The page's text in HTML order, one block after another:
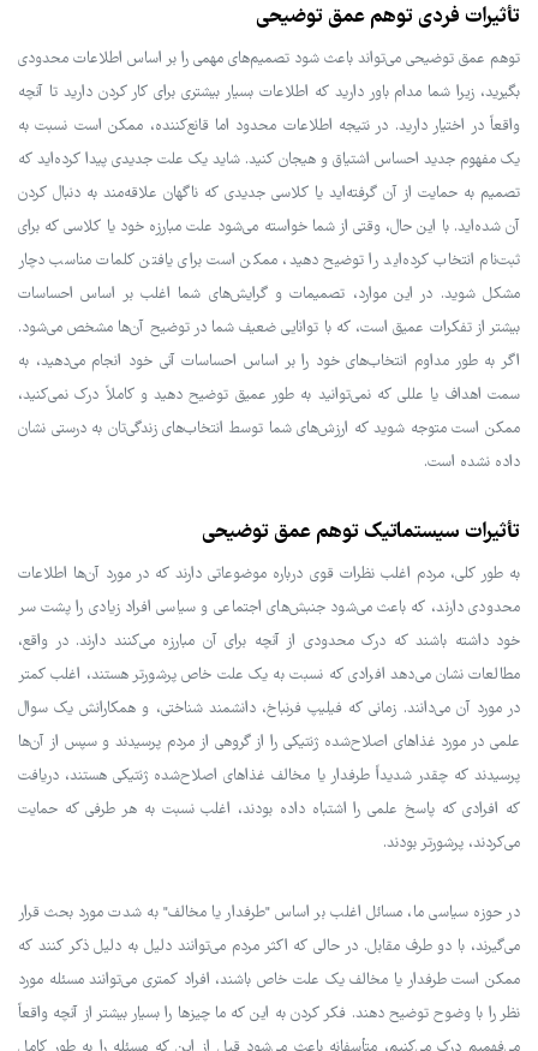
تأثیرات فردی توهم عمق توضیحی
توهم عمق توضیحی می‌تواند باعث شود تصمیم‌های مهمی را بر اساس اطلاعات محدودی
بگیرید، زیرا شما مدام باور دارید که اطلاعات بسیار بیشتری برای کار کردن دارید تا آنچه
واقعاً در اختیار دارید. در نتیجه اطلاعات محدود اما قانع‌کننده، ممکن است نسبت به
یک مفهوم جدید احساس اشتیاق و هیجان کنید. شاید یک علت جدیدی پیدا کرده‌اید که
تصمیم به حمایت از آن گرفته‌اید یا کلاسی جدیدی که ناگهان علاقه‌مند به دنبال کردن
آن شده‌اید. با این حال، وقتی از شما خواسته می‌شود علت مبارزه خود یا کلاسی که برای
ثبت‌نام انتخاب کرده‌اید را توضیح دهید، ممکن است برای یافتن کلمات مناسب دچار
مشکل شوید. در این موارد، تصمیمات و گرایش‌های شما اغلب بر اساس احساسات
بیشتر از تفکرات عمیق است، که با توانایی ضعیف شما در توضیح آن‌ها مشخص می‌شود.
اگر به طور مداوم انتخاب‌های خود را بر اساس احساسات آنی خود انجام می‌دهید، به
سمت اهداف یا عللی که نمی‌توانید به طور عمیق توضیح دهید و کاملاً درک نمی‌کنید،
ممکن است متوجه شوید که ارزش‌های شما توسط انتخاب‌های زندگی‌تان به درستی نشان
داده نشده است.
تأثیرات سیستماتیک توهم عمق توضیحی
به طور کلی، مردم اغلب نظرات قوی درباره موضوعاتی دارند که در مورد آن‌ها اطلاعات
محدودی دارند، که باعث می‌شود جنبش‌های اجتماعی و سیاسی افراد زیادی را پشت سر
خود داشته باشند که درک محدودی از آنچه برای آن مبارزه می‌کنند دارند. در واقع،
مطالعات نشان می‌دهد افرادی که نسبت به یک علت خاص پرشورتر هستند، اغلب کمتر
در مورد آن می‌دانند. زمانی که فیلیپ فرنباخ، دانشمند شناختی، و همکارانش یک سوال
علمی در مورد غذاهای اصلاح‌شده ژنتیکی را از گروهی از مردم پرسیدند و سپس از آن‌ها
پرسیدند که چقدر شدیداً طرفدار یا مخالف غذاهای اصلاح‌شده ژنتیکی هستند، دریافت
که افرادی که پاسخ علمی را اشتباه داده بودند، اغلب نسبت به هر طرفی که حمایت
می‌کردند، پرشورتر بودند.
در حوزه سیاسی ما، مسائل اغلب بر اساس "طرفدار یا مخالف" به شدت مورد بحث قرار
می‌گیرند، با دو طرف مقابل. در حالی که اکثر مردم می‌توانند دلیل به دلیل ذکر کنند که
ممکن است طرفدار یا مخالف یک علت خاص باشند، افراد کمتری می‌توانند مسئله مورد
نظر را با وضوح توضیح دهند. فکر کردن به این که ما چیزها را بسیار بیشتر از آنچه واقعاً